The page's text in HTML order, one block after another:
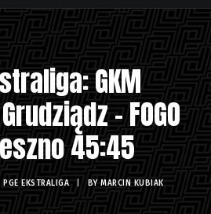
GKM
- FOGO
45:45
PGE EKSTRALIGA BYMARCIN KUBIAK